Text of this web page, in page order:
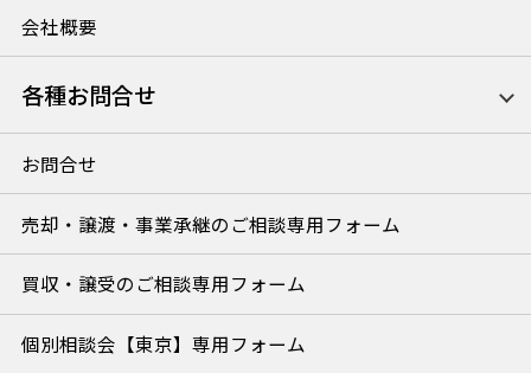
会社概要
各種お問合せ
お問合せ
売却・譲渡・事業承継のご相談専用フォーム
買収・譲受のご相談専用フォーム
個別相談会【東京】専用フォーム